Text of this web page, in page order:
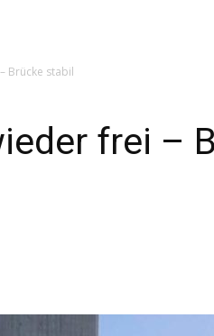
Brücke stabil
frei –